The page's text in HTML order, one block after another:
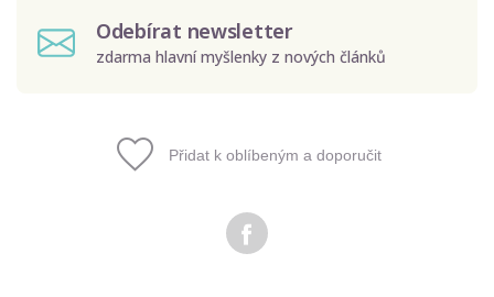
Odebírat newsletter
zdarma hlavní myšlenky z nových článků
Odeslat
Přidat k oblíbeným a doporučit